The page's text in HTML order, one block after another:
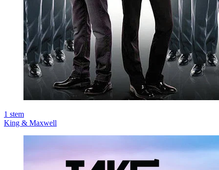
1 stem
King & Maxwell